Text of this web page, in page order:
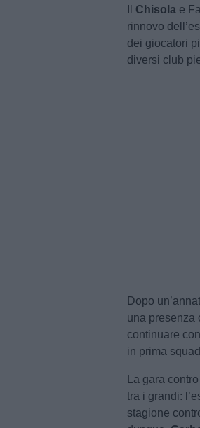
Chisola e
rinnovo
dei giocatori
diversi club
Dopo
una presenza
continuare
in prima
La gara contro
tra i grandi:
stagione